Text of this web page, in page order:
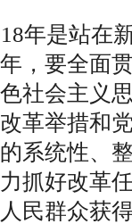
是站在
，要全面
社会主义
革举措和
系统性、
抓好改革
民群众获